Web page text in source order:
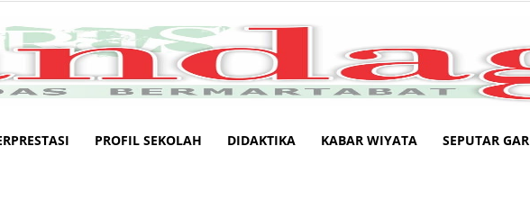
PROFIL SEKOLAH DIDAKTIKA KABAR WIYATA SEPUTAR